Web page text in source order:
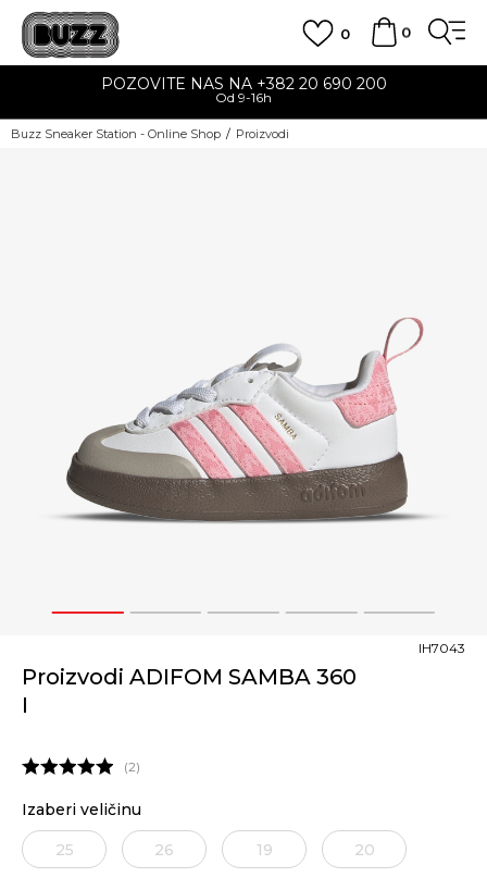
0
0
POZOVITE NAS NA +382 20 690 200
Od 9-16h
Buzz Sneaker Station - Online Shop Proizvodi
1 2 3 4 5
Proizvodi ADIFOM SAMBA 360
I
IH7043
2
Izaberi veličinu
25 26
19
20